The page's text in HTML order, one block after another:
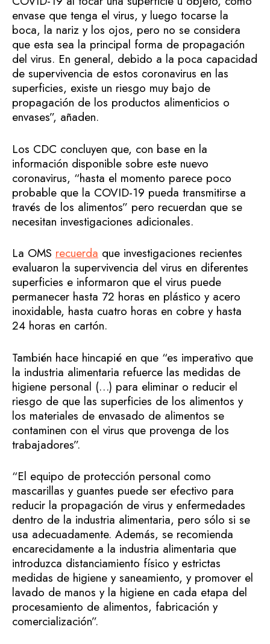
envase que tenga el virus, y luego tocarse la
boca, la nariz y los ojos, pero no se considera
que esta sea la principal forma de propagación
del virus. En general, debido a la poca capacidad
de supervivencia de estos coronavirus en las
superficies, existe un riesgo muy bajo de
propagación de los productos alimenticios o
envases”, añaden.
Los CDC concluyen que, con base en la
información disponible sobre este nuevo
coronavirus, “hasta el momento parece poco
probable que la COVID-19 pueda transmitirse a
través de los alimentos” pero recuerdan que se
necesitan investigaciones adicionales.
La OMS recuerda que investigaciones recientes
evaluaron la supervivencia del virus en diferentes
superficies e informaron que el virus puede
permanecer hasta 72 horas en plástico y acero
inoxidable, hasta cuatro horas en cobre y hasta
24 horas en cartón.
También hace hincapié en que “es imperativo que
la industria alimentaria refuerce las medidas de
higiene personal (…) para eliminar o reducir el
riesgo de que las superficies de los alimentos y
los materiales de envasado de alimentos se
contaminen con el virus que provenga de los
trabajadores”.
“El equipo de protección personal como
mascarillas y guantes puede ser efectivo para
reducir la propagación de virus y enfermedades
dentro de la industria alimentaria, pero sólo si se
usa adecuadamente. Además, se recomienda
encarecidamente a la industria alimentaria que
introduzca distanciamiento físico y estrictas
medidas de higiene y saneamiento, y promover el
lavado de manos y la higiene en cada etapa del
procesamiento de alimentos, fabricación y
comercialización”.